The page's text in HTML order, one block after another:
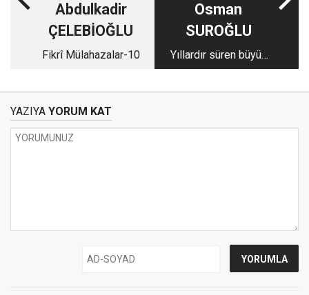
Abdulkadir
ÇELEBİOĞLU
Fikrî Mülahazalar-10
Osman
SUROĞLU
Yıllardır süren büyük
mücadele
YAZIYA YORUM KAT